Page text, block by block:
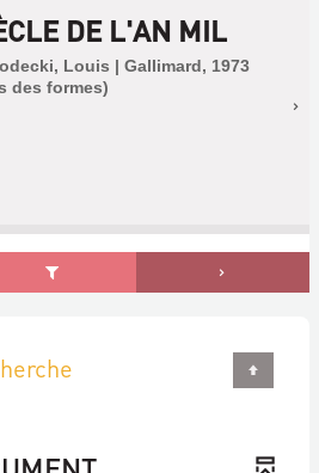
DE L'AN MIL
Louis | Gallimard, 1973
des formes)